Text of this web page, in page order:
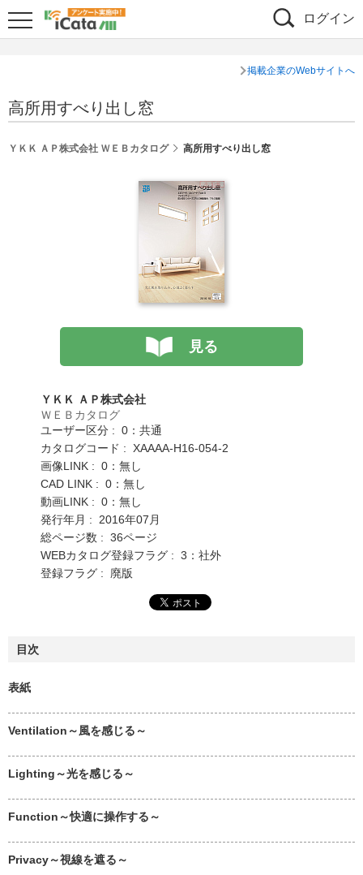
ログイン
掲載企業のWebサイトへ
高所用すべり出し窓
ＹＫＫ ＡＰ株式会社 ＷＥＢカタログ 高所用すべり出し窓
見る
ＹＫＫ ＡＰ株式会社
ＷＥＢカタログ
ユーザー区分 : 0：共通
カタログコード : XAAAA-H16-054-2
画像LINK : 0：無し
CAD LINK : 0：無し
動画LINK : 0：無し
発行年月 : 2016年07月
総ページ数 : 36ページ
WEBカタログ登録フラグ : 3：社外
登録フラグ : 廃版
目次
表紙
Ventilation～風を感じる～
Lighting～光を感じる～
Function～快適に操作する～
Privacy～視線を遮る～